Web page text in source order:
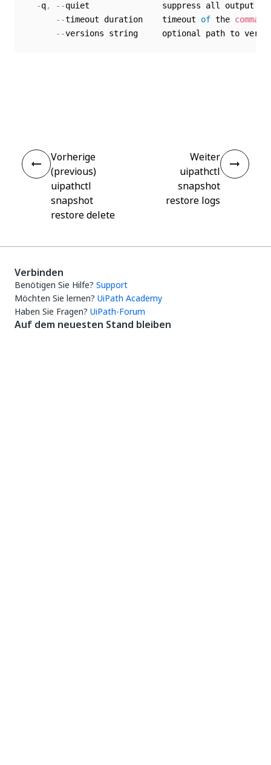
-q, --quiet               suppress all output
--timeout duration    timeout of the command
--
Vorherige
(previous)
uipathctl
snapshot
restore delete
Weiter
uipathctl
snapshot
restore logs
Verbinden
Benötigen Sie Hilfe? Support
Möchten Sie lernen? UiPath Academy
Haben Sie Fragen? UiPath-Forum
Auf dem neuesten Stand bleiben